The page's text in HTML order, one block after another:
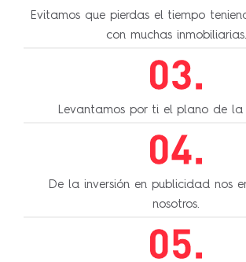
Evitamos que pierdas el tiempo
con muchas inmobiliarias.
Levantamos por ti el plano de la
De la inversión en publicidad nos
nosotros.